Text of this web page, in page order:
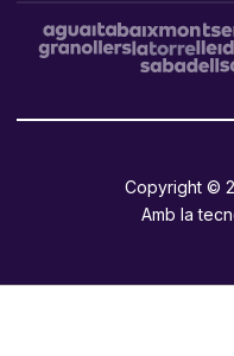
Copyright ©
Amb la